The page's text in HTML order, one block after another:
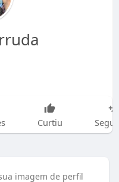
Curtiu
imagem de perfil